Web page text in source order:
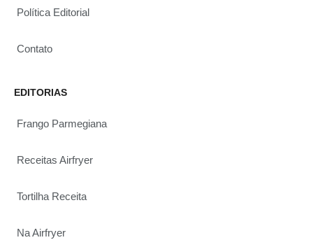
Política Editorial
Contato
EDITORIAS
Frango Parmegiana
Receitas Airfryer
Tortilha Receita
Na Airfryer